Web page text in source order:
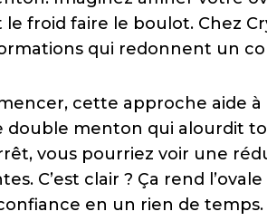
le froid faire le boulot. Chez
qui redonnent un
cette approche aide à
double menton qui alourdit
vous pourriez voir une
C’est clair ? Ça rend
en un rien de temps.